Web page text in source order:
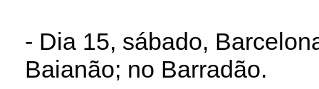
- Dia 15, sábado,
Baianão; no Barradão.